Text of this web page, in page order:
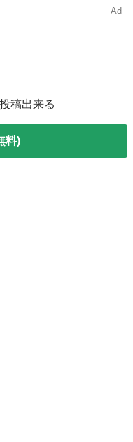
Ad
稿出来る
料)